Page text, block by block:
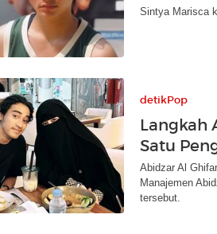
Sintya Marisca
detikPop
Langkah
Satu
Abidzar Al
Manajemen
tersebut.